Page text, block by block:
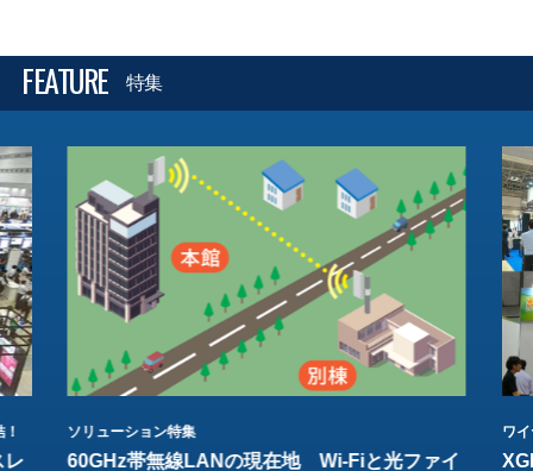
FEATURE 特集
レ
ソリューション特集
60GHz帯無線LANの現在地 Wi-Fiと光ファイ
ワ